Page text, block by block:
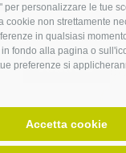
per personalizzare le tue
cookie non strettamente
in qualsiasi
fondo alla pagina o
preferenze si
Accetta cookie
ARRIVO